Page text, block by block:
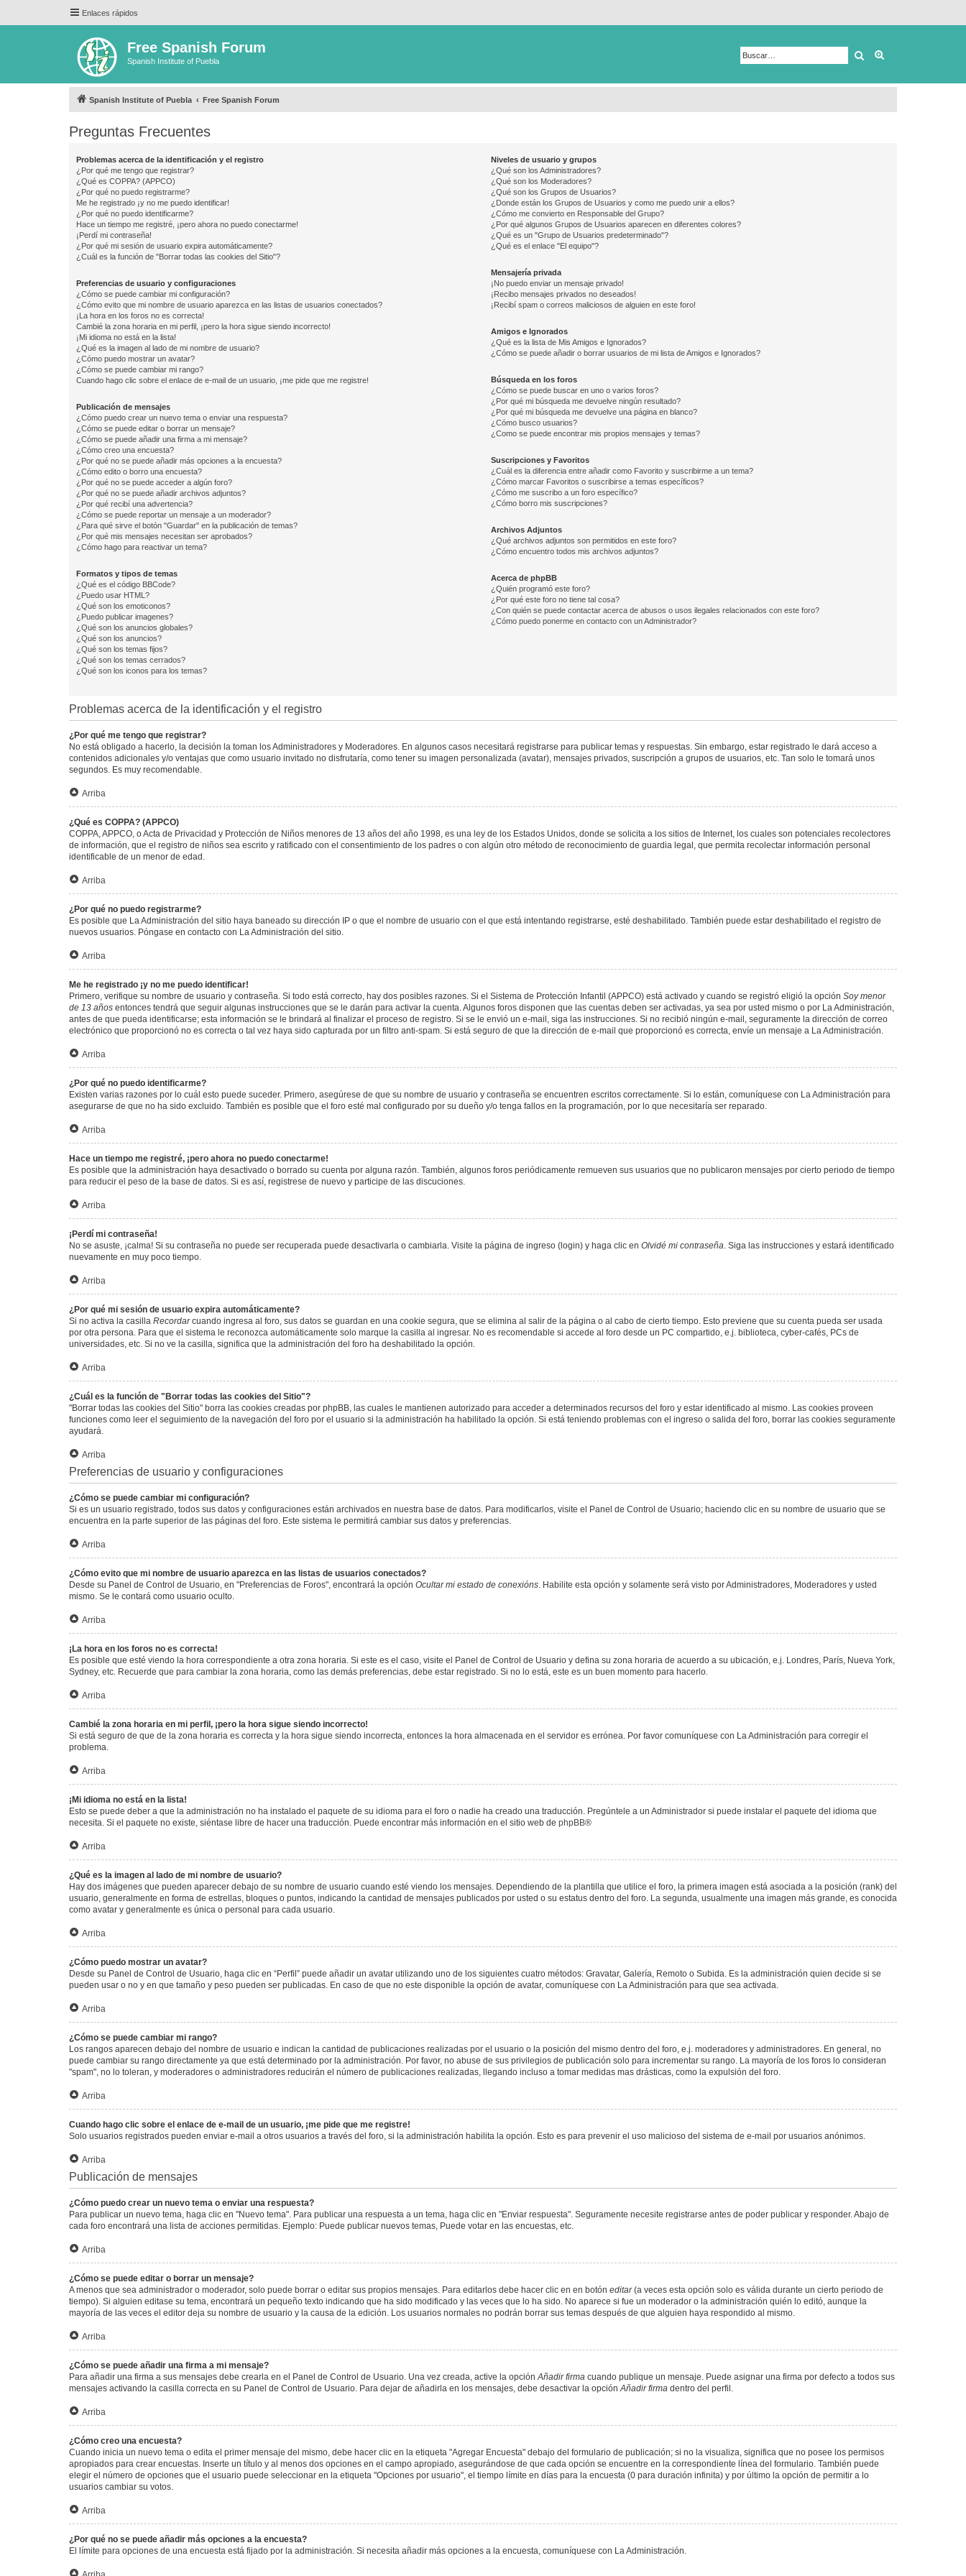
Enlaces rápidos
Free Spanish Forum
Spanish Institute of Puebla Buscar
Spanish Institute of Puebla Free Spanish Forum
Preguntas Frecuentes
Problemas acerca de la identificación y el registro
¿Por qué me tengo que registrar?
¿Qué es COPPA? (APPCO)
¿Por qué no puedo registrarme?
Me he registrado ¡y no me puedo identificar!
¿Por qué no puedo identificarme?
Hace un tiempo me registré, ¡pero ahora no puedo conectarme!
¡Perdí mi contraseña!
¿Por qué mi sesión de usuario expira automáticamente?
¿Cuál es la función de "Borrar todas las cookies del Sitio"?
Preferencias de usuario y configuraciones
¿Cómo se puede cambiar mi configuración?
¿Cómo evito que mi nombre de usuario aparezca en las listas de usuarios conectados?
¡La hora en los foros no es correcta!
Cambié la zona horaria en mi perfil, ¡pero la hora sigue siendo incorrecto!
¡Mi idioma no está en la lista!
¿Qué es la imagen al lado de mi nombre de usuario?
¿Cómo puedo mostrar un avatar?
¿Cómo se puede cambiar mi rango?
Cuando hago clic sobre el enlace de e-mail de un usuario, ¡me pide que me registre!
Publicación de mensajes
¿Cómo puedo crear un nuevo tema o enviar una respuesta?
¿Cómo se puede editar o borrar un mensaje?
¿Cómo se puede añadir una firma a mi mensaje?
¿Cómo creo una encuesta?
¿Por qué no se puede añadir más opciones a la encuesta?
¿Cómo edito o borro una encuesta?
¿Por qué no se puede acceder a algún foro?
¿Por qué no se puede añadir archivos adjuntos?
¿Por qué recibí una advertencia?
¿Cómo se puede reportar un mensaje a un moderador?
¿Para qué sirve el botón "Guardar" en la publicación de temas?
¿Por qué mis mensajes necesitan ser aprobados?
¿Cómo hago para reactivar un tema?
Formatos y tipos de temas
¿Qué es el código BBCode?
¿Puedo usar HTML?
¿Qué son los emoticonos?
¿Puedo publicar imagenes?
¿Qué son los anuncios globales?
¿Qué son los anuncios?
¿Qué son los temas fijos?
¿Qué son los temas cerrados?
¿Qué son los iconos para los temas?
Niveles de usuario y grupos
¿Qué son los Administradores?
¿Qué son los Moderadores?
¿Qué son los Grupos de Usuarios?
¿Donde están los Grupos de Usuarios y como me puedo unir a ellos?
¿Cómo me convierto en Responsable del Grupo?
¿Por qué algunos Grupos de Usuarios aparecen en diferentes colores?
¿Qué es un "Grupo de Usuarios predeterminado"?
¿Qué es el enlace "El equipo"?
Mensajería privada
¡No puedo enviar un mensaje privado!
¡Recibo mensajes privados no deseados!
¡Recibí spam o correos maliciosos de alguien en este foro!
Amigos e Ignorados
¿Qué es la lista de Mis Amigos e Ignorados?
¿Cómo se puede añadir o borrar usuarios de mi lista de Amigos e Ignorados?
Búsqueda en los foros
¿Cómo se puede buscar en uno o varios foros?
¿Por qué mi búsqueda me devuelve ningún resultado?
¿Por qué mi búsqueda me devuelve una página en blanco?
¿Cómo busco usuarios?
¿Como se puede encontrar mis propios mensajes y temas?
Suscripciones y Favoritos
¿Cuál es la diferencia entre añadir como Favorito y suscribirme a un tema?
¿Cómo marcar Favoritos o suscribirse a temas específicos?
¿Cómo me suscribo a un foro específico?
¿Cómo borro mis suscripciones?
Archivos Adjuntos
¿Qué archivos adjuntos son permitidos en este foro?
¿Cómo encuentro todos mis archivos adjuntos?
Acerca de phpBB
¿Quién programó este foro?
¿Por qué este foro no tiene tal cosa?
¿Con quién se puede contactar acerca de abusos o usos ilegales relacionados con este foro?
¿Cómo puedo ponerme en contacto con un Administrador?
Problemas acerca de la identificación y el registro
¿Por qué me tengo que registrar?
No está obligado a hacerlo, la decisión la toman los Administradores y Moderadores. En algunos casos necesitará registrarse para publicar temas y respuestas. Sin embargo, estar registrado le dará acceso a
contenidos adicionales y/o ventajas que como usuario invitado no disfrutaría, como tener su imagen personalizada (avatar), mensajes privados, suscripción a grupos de usuarios, etc. Tan solo le tomará unos
segundos. Es muy recomendable.
Arriba
¿Qué es COPPA? (APPCO)
COPPA, APPCO, o Acta de Privacidad y Protección de Niños menores de 13 años del año 1998, es una ley de los Estados Unidos, donde se solicita a los sitios de Internet, los cuales son potenciales recolectores
de información, que el registro de niños sea escrito y ratificado con el consentimiento de los padres o con algún otro método de reconocimiento de guardia legal, que permita recolectar información personal
identificable de un menor de edad.
Arriba
¿Por qué no puedo registrarme?
Es posible que La Administración del sitio haya baneado su dirección IP o que el nombre de usuario con el que está intentando registrarse, esté deshabilitado. También puede estar deshabilitado el registro de
nuevos usuarios. Póngase en contacto con La Administración del sitio.
Arriba
Me he registrado ¡y no me puedo identificar!
Primero, verifique su nombre de usuario y contraseña. Si todo está correcto, hay dos posibles razones. Si el Sistema de Protección Infantil (APPCO) está activado y cuando se registró eligió la opción Soy menor
de 13 años entonces tendrá que seguir algunas instrucciones que se le darán para activar la cuenta. Algunos foros disponen que las cuentas deben ser activadas, ya sea por usted mismo o por La Administración,
antes de que pueda identificarse; esta información se le brindará al finalizar el proceso de registro. Si se le envió un e-mail, siga las instrucciones. Si no recibió ningún e-mail, seguramente la dirección de correo
electrónico que proporcionó no es correcta o tal vez haya sido capturada por un filtro anti-spam. Si está seguro de que la dirección de e-mail que proporcionó es correcta, envíe un mensaje a La Administración.
Arriba
¿Por qué no puedo identificarme?
Existen varias razones por lo cuál esto puede suceder. Primero, asegúrese de que su nombre de usuario y contraseña se encuentren escritos correctamente. Si lo están, comuníquese con La Administración para
asegurarse de que no ha sido excluido. También es posible que el foro esté mal configurado por su dueño y/o tenga fallos en la programación, por lo que necesitaría ser reparado.
Arriba
Hace un tiempo me registré, ¡pero ahora no puedo conectarme!
Es posible que la administración haya desactivado o borrado su cuenta por alguna razón. También, algunos foros periódicamente remueven sus usuarios que no publicaron mensajes por cierto periodo de tiempo
para reducir el peso de la base de datos. Si es así, registrese de nuevo y participe de las discuciones.
Arriba
¡Perdí mi contraseña!
No se asuste, ¡calma! Si su contraseña no puede ser recuperada puede desactivarla o cambiarla. Visite la página de ingreso (login) y haga clic en Olvidé mi contraseña. Siga las instrucciones y estará identificado
nuevamente en muy poco tiempo.
Arriba
¿Por qué mi sesión de usuario expira automáticamente?
Si no activa la casilla Recordarcuando ingresa al foro, sus datos se guardan en una cookie segura, que se elimina al salir de la página o al cabo de cierto tiempo. Esto previene que su cuenta pueda ser usada
por otra persona. Para que el sistema le reconozca automáticamente solo marque la casilla al ingresar. No es recomendable si accede al foro desde un PC compartido, e.j. biblioteca, cyber-cafés, PCs de
universidades, etc. Si no ve la casilla, significa que la administración del foro ha deshabilitado la opción.
Arriba
¿Cuál es la función de "Borrar todas las cookies del Sitio"?
"Borrar todas las cookies del Sitio" borra las cookies creadas por phpBB, las cuales le mantienen autorizado para acceder a determinados recursos del foro y estar identificado al mismo. Las cookies proveen
funciones como leer el seguimiento de la navegación del foro por el usuario si la administración ha habilitado la opción. Si está teniendo problemas con el ingreso o salida del foro, borrar las cookies seguramente
ayudará.
Arriba
Preferencias de usuario y configuraciones
¿Cómo se puede cambiar mi configuración?
Si es un usuario registrado, todos sus datos y configuraciones están archivados en nuestra base de datos. Para modificarlos, visite el Panel de Control de Usuario; haciendo clic en su nombre de usuario que se
encuentra en la parte superior de las páginas del foro. Este sistema le permitirá cambiar sus datos y preferencias.
Arriba
¿Cómo evito que mi nombre de usuario aparezca en las listas de usuarios conectados?
Desde su Panel de Control de Usuario, en "Preferencias de Foros", encontrará la opción Ocultar mi estado de conexións. Habilite esta opción y solamente será visto por Administradores, Moderadores y usted
mismo. Se le contará como usuario oculto.
Arriba
¡La hora en los foros no es correcta!
Es posible que esté viendo la hora correspondiente a otra zona horaria. Si este es el caso, visite el Panel de Control de Usuario y defina su zona horaria de acuerdo a su ubicación, e.j. Londres, París, Nueva York,
Sydney, etc. Recuerde que para cambiar la zona horaria, como las demás preferencias, debe estar registrado. Si no lo está, este es un buen momento para hacerlo.
Arriba
Cambié la zona horaria en mi perfil, ¡pero la hora sigue siendo incorrecto!
Si está seguro de que de la zona horaria es correcta y la hora sigue siendo incorrecta, entonces la hora almacenada en el servidor es errónea. Por favor comuníquese con La Administración para corregir el
problema.
Arriba
¡Mi idioma no está en la lista!
Esto se puede deber a que la administración no ha instalado el paquete de su idioma para el foro o nadie ha creado una traducción. Pregúntele a un Administrador si puede instalar el paquete del idioma que
necesita. Si el paquete no existe, siéntase libre de hacer una traducción. Puede encontrar más información en el sitio web de phpBB®
Arriba
¿Qué es la imagen al lado de mi nombre de usuario?
Hay dos imágenes que pueden aparecer debajo de su nombre de usuario cuando esté viendo los mensajes. Dependiendo de la plantilla que utilice el foro, la primera imagen está asociada a la posición (rank) del
usuario, generalmente en forma de estrellas, bloques o puntos, indicando la cantidad de mensajes publicados por usted o su estatus dentro del foro. La segunda, usualmente una imagen más grande, es conocida
como avatar y generalmente es única o personal para cada usuario.
Arriba
¿Cómo puedo mostrar un avatar?
Desde su Panel de Control de Usuario, haga clic en “Perfil” puede añadir un avatar utilizando uno de los siguientes cuatro métodos: Gravatar, Galería, Remoto o Subida. Es la administración quien decide si se
pueden usar o no y en que tamaño y peso pueden ser publicadas. En caso de que no este disponible la opción de avatar, comuníquese con La Administración para que sea activada.
Arriba
¿Cómo se puede cambiar mi rango?
Los rangos aparecen debajo del nombre de usuario e indican la cantidad de publicaciones realizadas por el usuario o la posición del mismo dentro del foro, e.j. moderadores y administradores. En general, no
puede cambiar su rango directamente ya que está determinado por la administración. Por favor, no abuse de sus privilegios de publicación solo para incrementar su rango. La mayoría de los foros lo consideran
"spam", no lo toleran, y moderadores o administradores reducirán el número de publicaciones realizadas, llegando incluso a tomar medidas mas drásticas, como la expulsión del foro.
Arriba
Cuando hago clic sobre el enlace de e-mail de un usuario, ¡me pide que me registre!
Solo usuarios registrados pueden enviar e-mail a otros usuarios a través del foro, si la administración habilita la opción. Esto es para prevenir el uso malicioso del sistema de e-mail por usuarios anónimos.
Arriba
Publicación de mensajes
¿Cómo puedo crear un nuevo tema o enviar una respuesta?
Para publicar un nuevo tema, haga clic en "Nuevo tema". Para publicar una respuesta a un tema, haga clic en "Enviar respuesta". Seguramente necesite registrarse antes de poder publicar y responder. Abajo de
cada foro encontrará una lista de acciones permitidas. Ejemplo: Puede publicar nuevos temas, Puede votar en las encuestas, etc.
Arriba
¿Cómo se puede editar o borrar un mensaje?
A menos que sea administrador o moderador, solo puede borrar o editar sus propios mensajes. Para editarlos debe hacer clic en en botón editar(a veces esta opción solo es válida durante un cierto periodo de
tiempo). Si alguien editase su tema, encontrará un pequeño texto indicando que ha sido modificado y las veces que lo ha sido. No aparece si fue un moderador o la administración quién lo editó, aunque la
mayoría de las veces el editor deja su nombre de usuario y la causa de la edición. Los usuarios normales no podrán borrar sus temas después de que alguien haya respondido al mismo.
Arriba
¿Cómo se puede añadir una firma a mi mensaje?
Para añadir una firma a sus mensajes debe crearla en el Panel de Control de Usuario. Una vez creada, active la opciónAñadir firma cuando publique un mensaje. Puede asignar una firma por defecto a todos sus
mensajes activando la casilla correcta en su Panel de Control de Usuario. Para dejar de añadirla en los mensajes, debe desactivar la opciónAñadir firma dentro del perfil.
Arriba
¿Cómo creo una encuesta?
Cuando inicia un nuevo tema o edita el primer mensaje del mismo, debe hacer clic en la etiqueta "Agregar Encuesta" debajo del formulario de publicación; si no la visualiza, significa que no posee los permisos
apropiados para crear encuestas. Inserte un título y al menos dos opciones en el campo apropiado, asegurándose de que cada opción se encuentre en la correspondiente línea del formulario. También puede
elegir el número de opciones que el usuario puede seleccionar en la etiqueta "Opciones por usuario", el tiempo límite en días para la encuesta (0 para duración infinita) y por último la opción de permitir a lo
usuarios cambiar su votos.
Arriba
¿Por qué no se puede añadir más opciones a la encuesta?
El límite para opciones de una encuesta está fijado por la administración. Si necesita añadir más opciones a la encuesta, comuníquese con La Administración.